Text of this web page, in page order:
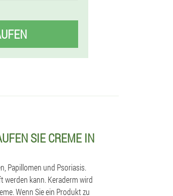
SIE CREME IN
Papillomen und Psoriasis.
werden kann. Keraderm wird
Wenn Sie ein Produkt zu